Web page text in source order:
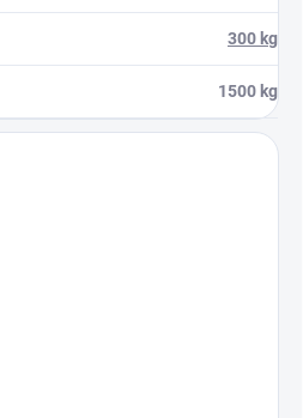
300 kg
1500 kg